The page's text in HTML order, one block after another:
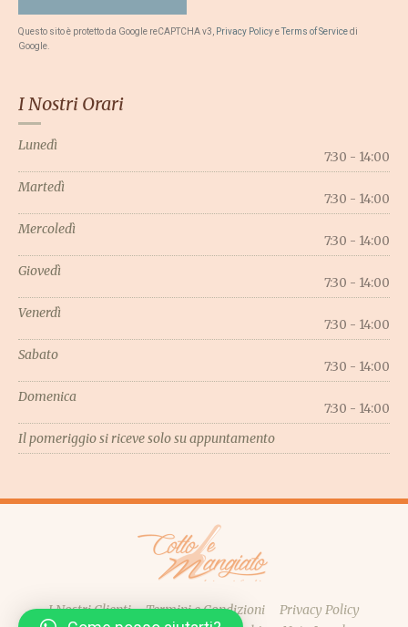
Questo sito è protetto da Google reCAPTCHA v3, Privacy PolicyeTerms of Servicedi
Google.
I Nostri Orari
Lunedì
7:30 - 14:00
Martedì
7:30 - 14:00
Mercoledì
7:30 - 14:00
Giovedì
7:30 - 14:00
Venerdì
7:30 - 14:00
Sabato
7:30 - 14:00
Domenica
7:30 - 14:00
Il pomeriggio si riceve solo su appuntamento
I Nostri Clienti Termini e Condizioni
Privacy Policy